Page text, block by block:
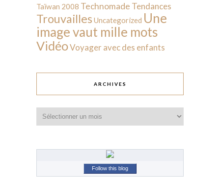
Taïwan 2008 Technomade Tendances
Trouvailles Uncategorized Une
image vaut mille mots
VidéoVoyager avec des enfants
ARCHIVES
Follow this blog